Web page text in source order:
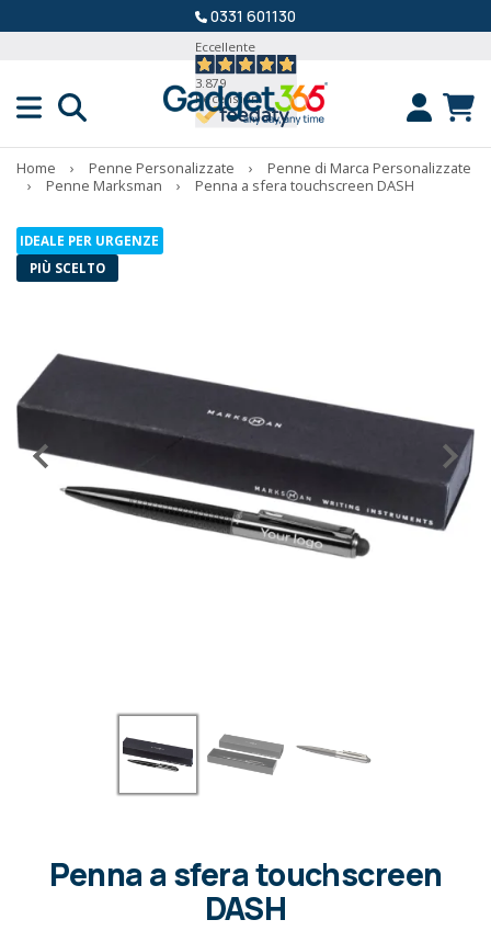
0331 601130
Eccellente
3.879
Recensioni
Home › Penne Personalizzate ›
Penne di Marca Personalizzate
›
Penne Marksman › Penna a sfera touchscreen DASH
IDEALE PER URGENZE
PIÙ SCELTO
Penna a sfera touchscreen
DASH